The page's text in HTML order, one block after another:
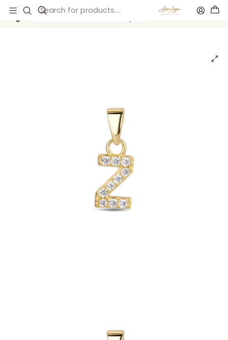
Inicio Catálogo
Colgante inicial Z con baño de oro y circonitas